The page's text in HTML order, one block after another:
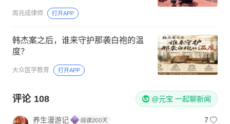
周兆成律师 打开APP
韩杰案之后，谁来守护那袭白袍的温
度？
大众医学教育 打开APP
评论 108 @元宝 一起聊新闻
养生漫游记
7